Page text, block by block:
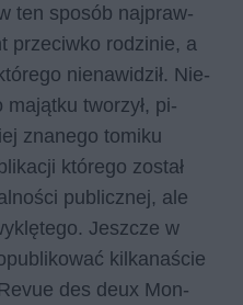
ten spo­sób naj­praw­
prze­ciw­ko ro­dzi­nie, a
nie­na­wi­dził. Nie­
ma­jąt­ku two­rzył, pi­
zna­ne­go to­mi­ku
któ­re­go zo­stał
pu­blicz­nej, ale
Jesz­cze w
kil­ka­na­ście
des deux Mon­